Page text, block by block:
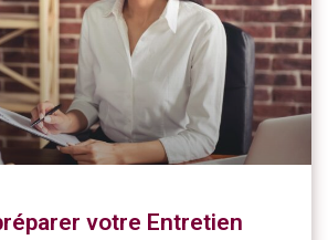
votre Entretien